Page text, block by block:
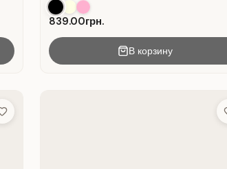
839.00грн.
В корзину
Add to Wish List